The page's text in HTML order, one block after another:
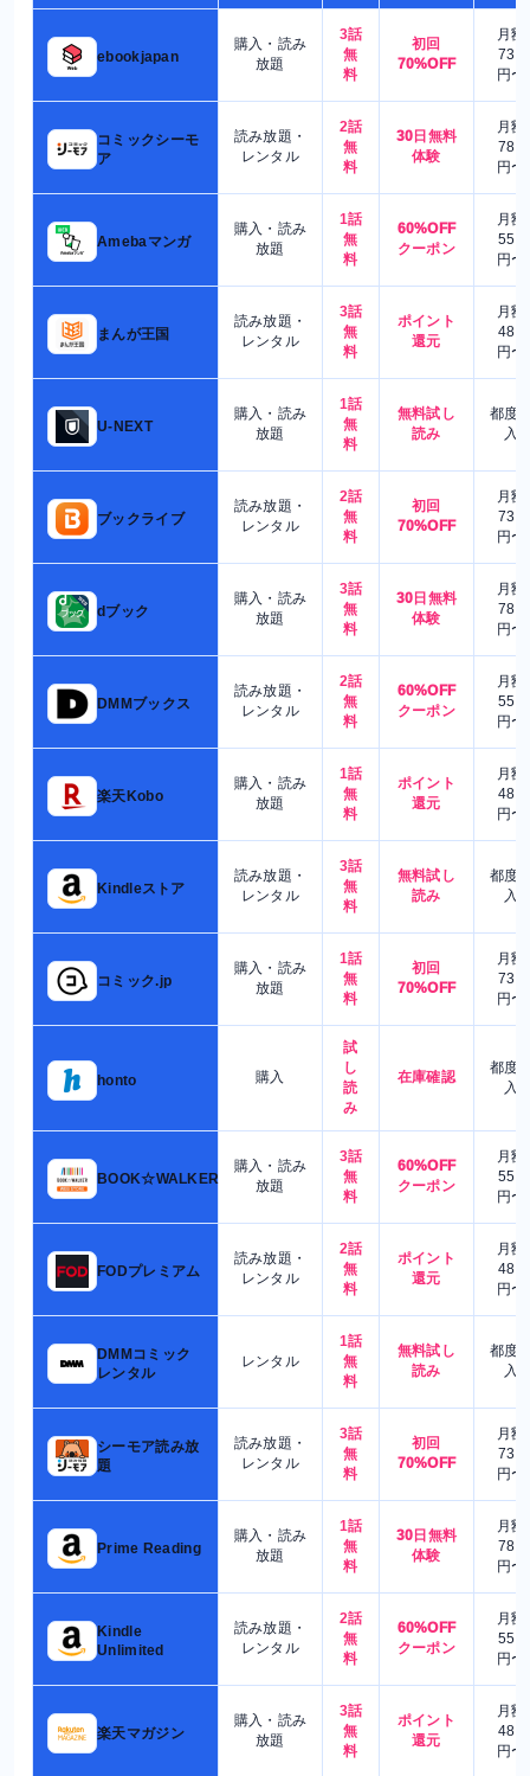
ebookjapan
購入・読み
放題
3話
無
料
初回
70%OFF
月額
730
円〜
コミックシーモ
ア
読み放題・
レンタル
2話
無
料
30日無料
体験
月額
780
円〜
Amebaマンガ
購入・読み
放題
1話
無
料
60%OFF
クーポン
月額
550
円〜
まんが王国
読み放題・
レンタル
3話
無
料
ポイント
還元
月額
480
円〜
U-NEXT
購入・読み
放題
1話
無
料
無料試し
読み
都度
入
ブックライブ
読み放題・
レンタル
2話
無
料
初回
70%OFF
月額
730
円〜
dブック
購入・読み
放題
3話
無
料
30日無料
体験
月額
780
円〜
DMMブックス
読み放題・
レンタル
2話
無
料
60%OFF
クーポン
月額
550
円〜
楽天Kobo
購入・読み
放題
1話
無
料
ポイント
還元
月額
480
円〜
Kindleストア
読み放題・
レンタル
3話
無
料
無料試し
読み
都度
入
コミック.jp
購入・読み
放題
1話
無
料
初回
70%OFF
月額
730
円〜
honto 購入
試
し
読
み
在庫確認
都度
入
BOOK☆WALKER
購入・読み
放題
3話
無
料
60%OFF
クーポン
月額
550
円〜
FODプレミアム
読み放題・
レンタル
2話
無
料
ポイント
還元
月額
480
円〜
DMMコミック
レンタル
レンタル
1話
無
料
無料試し
読み
都度
入
シーモア読み放
題
読み放題・
レンタル
3話
無
料
初回
70%OFF
月額
730
円〜
Prime Reading
購入・読み
放題
1話
無
料
30日無料
体験
月額
780
円〜
Kindle
Unlimited
読み放題・
レンタル
2話
無
料
60%OFF
クーポン
月額
550
円〜
楽天マガジン
購入・読み
放題
3話
無
料
ポイント
還元
月額
480
円〜